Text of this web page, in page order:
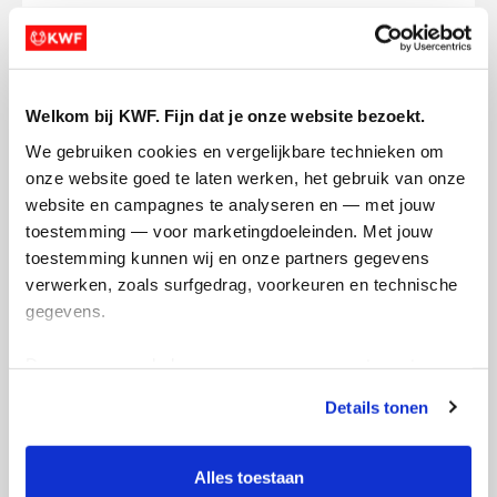
Welkom bij KWF. Fijn dat je onze website bezoekt.
We gebruiken cookies en vergelijkbare technieken om
onze website goed te laten werken, het gebruik van onze
website en campagnes te analyseren en — met jouw
toestemming — voor marketingdoeleinden. Met jouw
toestemming kunnen wij en onze partners gegevens
verwerken, zoals surfgedrag, voorkeuren en technische
gegevens.
tonen. Je kunt je toestemming op elk moment wijzigen of
intrekken via Cookie instellingen onderaan de pagina. De
lijst met cookies is te vinden in het tabblad “details”.
Details tonen
Alles toestaan